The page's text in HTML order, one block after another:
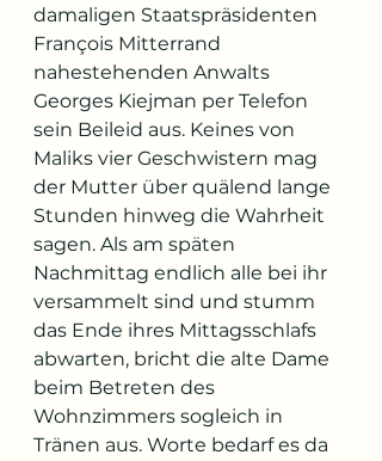
damaligen Staatspräsidenten
François Mitterrand
nahestehenden Anwalts
Georges Kiejman per Telefon
sein Beileid aus. Keines von
Maliks vier Geschwistern mag
der Mutter über quälend lange
Stunden hinweg die Wahrheit
sagen. Als am späten
Nachmittag endlich alle bei ihr
versammelt sind und stumm
das Ende ihres Mittagsschlafs
abwarten, bricht die alte Dame
beim Betreten des
Wohnzimmers sogleich in
Tränen aus. Worte bedarf es da